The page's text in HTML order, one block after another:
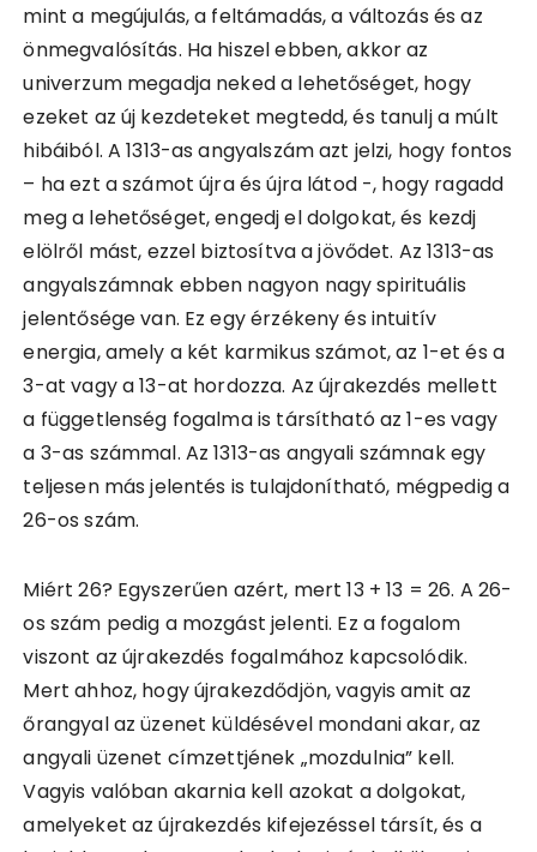
mint a megújulás, a feltámadás, a változás és az
önmegvalósítás. Ha hiszel ebben, akkor az
univerzum megadja neked a lehetőséget, hogy
ezeket az új kezdeteket megtedd, és tanulj a múlt
hibáiból. A 1313-as angyalszám azt jelzi, hogy fontos
– ha ezt a számot újra és újra látod -, hogy ragadd
meg a lehetőséget, engedj el dolgokat, és kezdj
elölről mást, ezzel biztosítva a jövődet. Az 1313-as
angyalszámnak ebben nagyon nagy spirituális
jelentősége van. Ez egy érzékeny és intuitív
energia, amely a két karmikus számot, az 1-et és a
3-at vagy a 13-at hordozza. Az újrakezdés mellett
a függetlenség fogalma is társítható az 1-es vagy
a 3-as számmal. Az 1313-as angyali számnak egy
teljesen más jelentés is tulajdonítható, mégpedig a
26-os szám.
Miért 26? Egyszerűen azért, mert 13 + 13 = 26. A 26-
os szám pedig a mozgást jelenti. Ez a fogalom
viszont az újrakezdés fogalmához kapcsolódik.
Mert ahhoz, hogy újrakezdődjön, vagyis amit az
őrangyal az üzenet küldésével mondani akar, az
angyali üzenet címzettjének „mozdulnia” kell.
Vagyis valóban akarnia kell azokat a dolgokat,
amelyeket az újrakezdés kifejezéssel társít, és a